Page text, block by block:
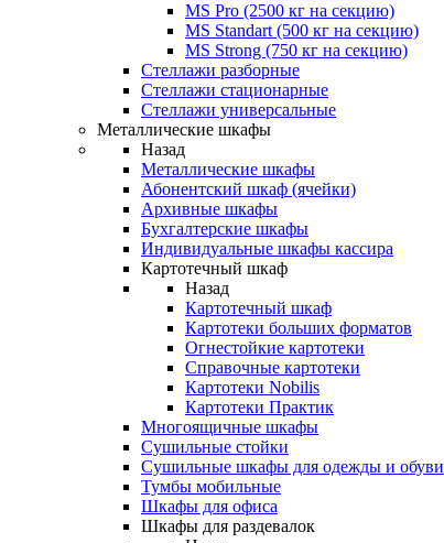
MS Pro (2500 кг на секцию)
MS Standart (500 кг на секцию)
MS Strong (750 кг на секцию)
Стеллажи разборные
Стеллажи стационарные
Стеллажи универсальные
Металлические шкафы
Назад
Металлические шкафы
Абонентский шкаф (ячейки)
Архивные шкафы
Бухгалтерские шкафы
Индивидуальные шкафы кассира
Картотечный шкаф
Назад
Картотечный шкаф
Картотеки больших форматов
Огнестойкие картотеки
Справочные картотеки
Картотеки Nobilis
Картотеки Практик
Многоящичные шкафы
Сушильные стойки
Сушильные шкафы для одежды и обуви
Тумбы мобильные
Шкафы для офиса
Шкафы для раздевалок